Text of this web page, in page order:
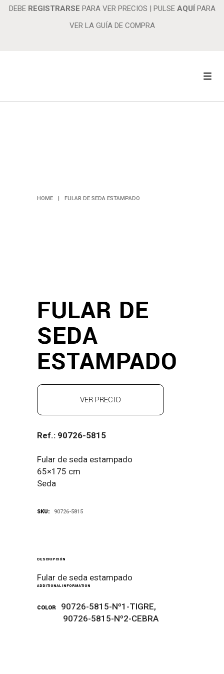
DEBE REGISTRARSE PARA VER PRECIOS | PULSE AQUÍ PARA
VER LA GUÍA DE COMPRA
HOME | FULAR DE SEDA ESTAMPADO
FULAR DE
SEDA
ESTAMPADO
VER PRECIO
Ref.: 90726-5815
Fular de seda estampado
65×175 cm
Seda
SKU: 90726-5815
DESCRIPCIÓN
Fular de seda estampado
ADDITIONAL INFORMATION
COLOR
90726-5815-Nº1-TIGRE,
90726-5815-Nº2-CEBRA